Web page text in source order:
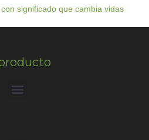
significado que cambia vidas